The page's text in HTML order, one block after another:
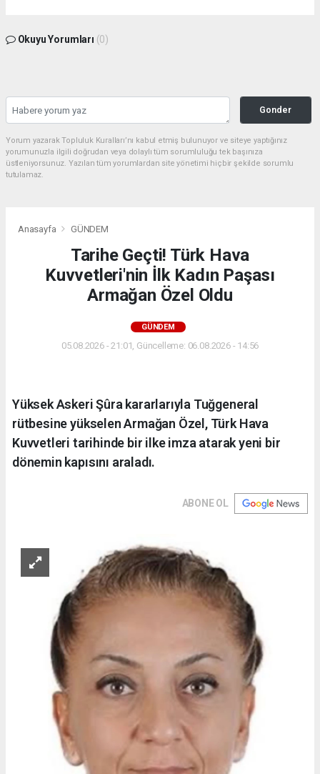
Okuyu Yorumları (0)
Gonder
Yorum yazarak Topluluk Kuralları’nı kabul etmiş bulunuyor ve siteye yaptığınız
yorumunuzla ilgili doğrudan veya dolaylı tüm sorumluluğu tek başınıza
üstleniyorsunuz. Yazılan tüm yorumlardan site yönetimi hiçbir şekilde sorumlu
tutulamaz.
Anasayfa GÜNDEM
Tarihe Geçti! Türk Hava
Kuvvetleri'nin İlk Kadın Paşası
Armağan Özel Oldu
GÜNDEM
05.08.2026 - 21:01, Güncelleme: 06.08.2026 - 14:56
Yüksek Askeri Şûra kararlarıyla Tuğgeneral
rütbesine yükselen Armağan Özel, Türk Hava
Kuvvetleri tarihinde bir ilke imza atarak yeni bir
dönemin kapısını araladı.
ABONE OL